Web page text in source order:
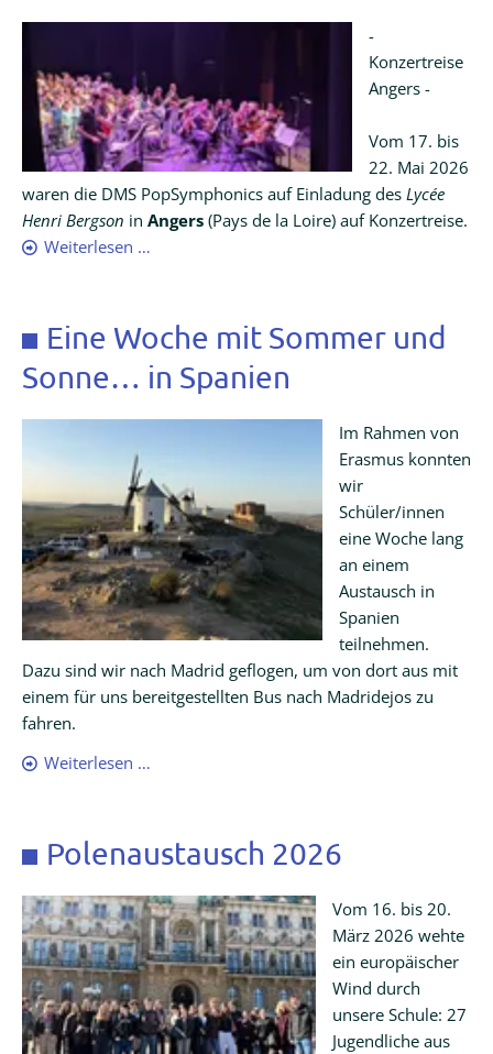
-
Konzertreise
Angers -
Vom 17. bis
22. Mai 2026
waren die DMS PopSymphonics auf Einladung des Lycée
Henri Bergson in Angers (Pays de la Loire) auf Konzertreise.
Weiterlesen …
tour
Eine Woche mit Sommer und
Sonne… in Spanien
Im Rahmen von
Erasmus konnten
wir
Schüler/innen
eine Woche lang
an einem
Austausch in
Spanien
teilnehmen.
Dazu sind wir nach Madrid geflogen, um von dort aus mit
einem für uns bereitgestellten Bus nach Madridejos zu
fahren.
Weiterlesen …
Sommer
und
Sonne…
in
Spanien
Polenaustausch 2026
Vom 16. bis 20.
März 2026 wehte
ein europäischer
Wind durch
unsere Schule: 27
Jugendliche aus